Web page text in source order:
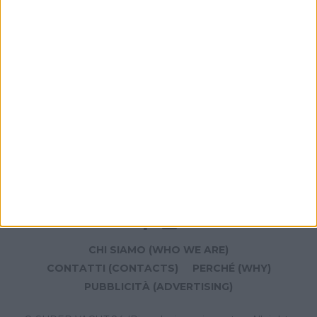
CHI SIAMO (WHO WE ARE)
CONTATTI (CONTACTS)
PERCHÉ (WHY)
PUBBLICITÀ (ADVERTISING)